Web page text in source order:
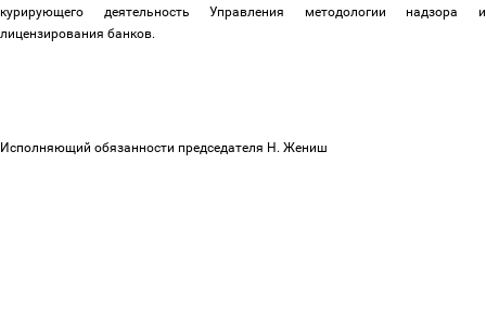
курирующего деятельность Управления методологии надзора и
лицензирования банков.
Исполняющий обязанности председателя Н. Жениш